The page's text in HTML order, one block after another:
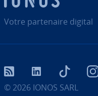
Votre par­te­naire digital
© 2026 IONOS SARL
RSS LinkedIn tiktok